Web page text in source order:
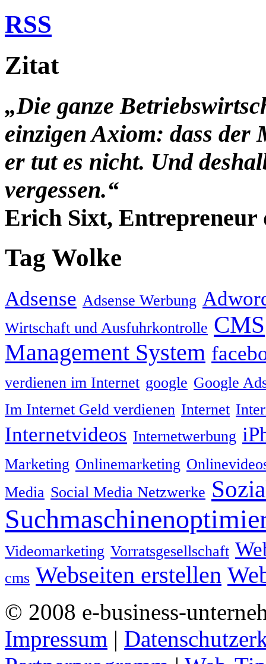
Amazon,
Microsoft
und
Co…
RSS
Zitat
„Die ganze
einzigen Axiom: dass der
er tut es nicht. Und
vergessen.“
Erich Sixt, Entrepreneur
Tag Wolke
Adsense Adsense Werbung
Wirtschaft und Ausfuhrkontrolle CMS
Management System
verdienen im Internet google Google
Im Internet Geld verdienen Internet
Internetvideos Internetwerbung
Marketing Onlinemarketing
Media Social Media Netzwerke
Videomarketing Vorratsgesellschaft
cms Webseiten erstellen
© 2008 e-business-
Impressum |